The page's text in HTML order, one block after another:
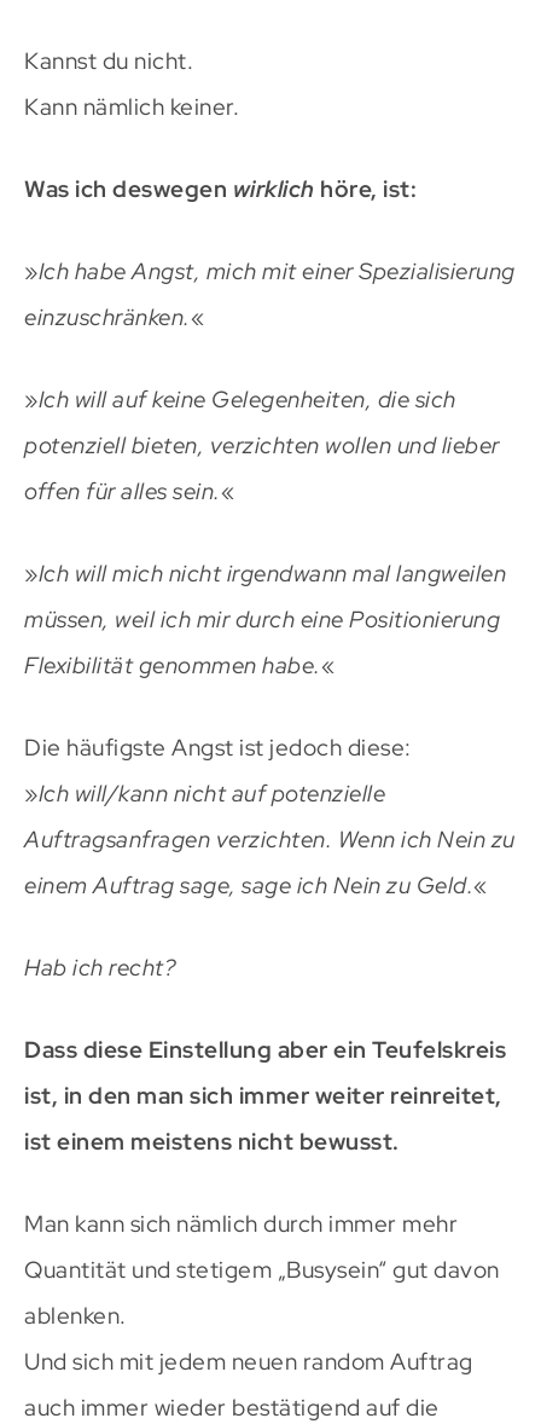
Kannst du nicht.
Kann nämlich keiner.
Was ich deswegen wirklich höre, ist:
»Ich habe Angst, mich mit einer Spezialisierung
einzuschränken.«
»Ich will auf keine Gelegenheiten, die sich
potenziell bieten, verzichten wollen und lieber
offen für alles sein.«
»Ich will mich nicht irgendwann mal langweilen
müssen, weil ich mir durch eine Positionierung
Flexibilität genommen habe.«
Die häufigste Angst ist jedoch diese:
»Ich will/kann nicht auf potenzielle
Auftragsanfragen verzichten. Wenn ich Nein zu
einem Auftrag sage, sage ich Nein zu Geld.«
Hab ich recht?
Dass diese Einstellung aber ein Teufelskreis
ist, in den man sich immer weiter reinreitet,
ist einem meistens nicht bewusst.
Man kann sich nämlich durch immer mehr
Quantität und stetigem „Busysein“ gut davon
ablenken.
Und sich mit jedem neuen random Auftrag
auch immer wieder bestätigend auf die